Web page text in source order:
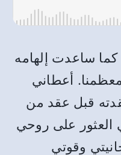
كما ساعدت إلهامه
. أعطاني
قبل عقد من
على روحي
وقوتي